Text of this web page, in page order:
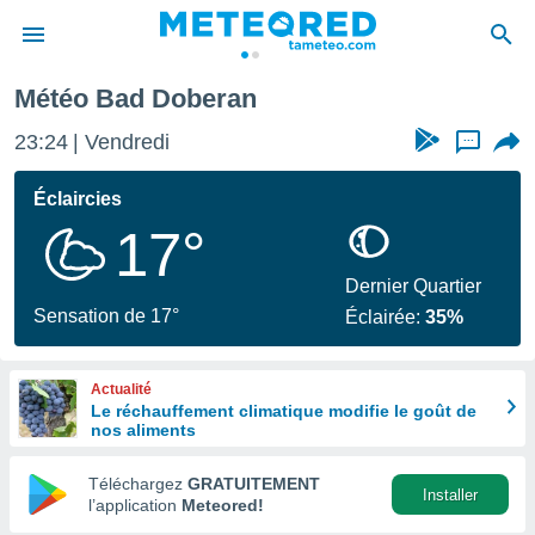
de
en
Météo Bad Doberan
23:24 Vendredi ...
Éclaircies
17°
Sensation de 17°
Dernier Quartier
Éclairée:35%
Actualité
Le réchauffement climatique modifie le goût de
nos aliments
Téléchargez GRATUITEMENT
l’application Meteored!
Installer